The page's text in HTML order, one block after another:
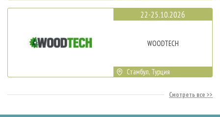
22-25.10.2026
WOODTECH
Стамбул, Турция
Смотреть все